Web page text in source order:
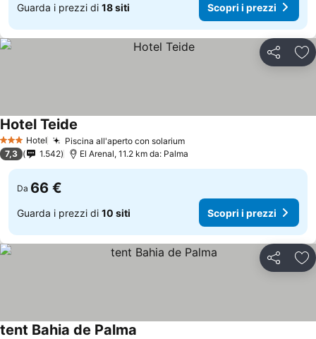
Guarda i prezzi di 18 siti Scopri i prezzi
Condividi
3 StelleHotel Piscina all'aperto con solarium
Hotel Teide
7,3 1.542 El Arenal, 11.2 km da: Palma
Da 66 €
Guarda i prezzi di 10 siti Scopri i prezzi
Condividi
tent Bahia de Palma